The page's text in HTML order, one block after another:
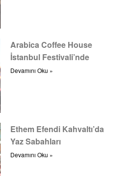
Arabica Coffee House
İstanbul Festivali’nde
Devamını Oku »
Ethem Efendi Kahvaltı’da
Yaz Sabahları
Devamını Oku »